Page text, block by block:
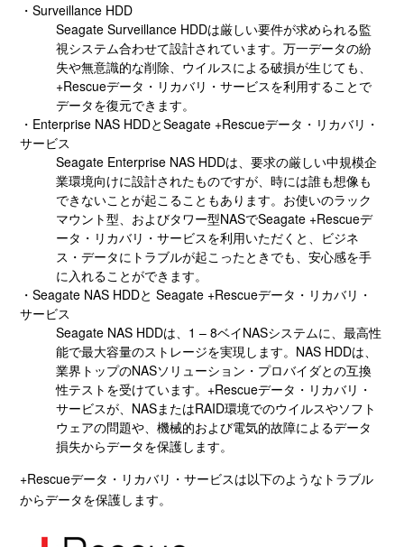
・Surveillance HDD
Seagate Surveillance HDDは厳しい要件が求められる監
視システム合わせて設計されています。万一データの紛
失や無意識的な削除、ウイルスによる破損が生じても、
+Rescueデータ・リカバリ・サービスを利用することで
データを復元できます。
・Enterprise NAS HDDとSeagate +Rescueデータ・リカバリ・
サービス
Seagate Enterprise NAS HDDは、要求の厳しい中規模企
業環境向けに設計されたものですが、時には誰も想像も
できないことが起こることもあります。お使いのラック
マウント型、およびタワー型NASでSeagate +Rescueデ
ータ・リカバリ・サービスを利用いただくと、ビジネ
ス・データにトラブルが起こったときでも、安心感を手
に入れることができます。
・Seagate NAS HDDと Seagate +Rescueデータ・リカバリ・
サービス
Seagate NAS HDDは、1 – 8ベイNASシステムに、最高性
能で最大容量のストレージを実現します。NAS HDDは、
業界トップのNASソリューション・プロバイダとの互換
性テストを受けています。+Rescueデータ・リカバリ・
サービスが、NASまたはRAID環境でのウイルスやソフト
ウェアの問題や、機械的および電気的故障によるデータ
損失からデータを保護します。
+Rescueデータ・リカバリ・サービスは以下のようなトラブル
からデータを保護します。